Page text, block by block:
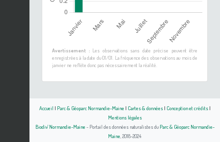
Avertissement :Les observations sans date précise peuvent être
enregistrées à la date du 01/01. La fréquence des observations au mois de
janvier ne reflète donc pas nécessairement la réalité.
Accueil | Parc & Géoparc Normandie-Maine | Cartes & données| Conception et crédits|
Mentions légales
Biodiv' Normandie-Maine - Portail des données naturalistes du Parc & Géoparc Normandie-
Maine , 2018-2024